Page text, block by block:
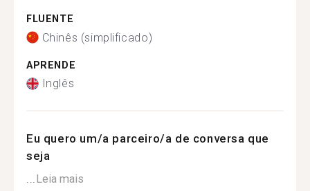
FLUENTE
Chinês (simplificado)
APRENDE
Inglês
Eu quero um/a parceiro/a de conversa que
seja
...Leia mais